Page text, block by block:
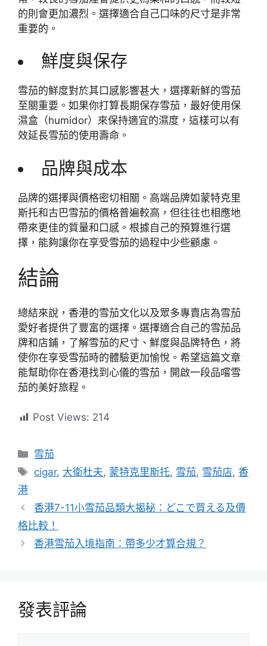
的則會更加濃烈。選擇適合自己口味的尺寸是非常
重要的。
鮮度與保存
雪茄的鮮度對於其口感影響甚大，選擇新鮮的雪茄
至關重要。如果你打算長期保存雪茄，最好使用保
濕盒（humidor）來保持適宜的濕度，這樣可以有
效延長雪茄的使用壽命。
品牌與成本
品牌的選擇與價格密切相關。高端品牌如蒙特克里
斯托和古巴雪茄的價格普遍較高，但往往也相應地
帶來更佳的質量和口感。根據自己的預算進行選
擇，能夠讓你在享受雪茄的過程中少些顧慮。
結論
總結來說，香港的雪茄文化以及眾多專賣店為雪茄
愛好者提供了豐富的選擇。選擇適合自己的雪茄品
牌和店鋪，了解雪茄的尺寸、鮮度與品牌特色，將
使你在享受雪茄時的體驗更加愉悅。希望這篇文章
能幫助你在香港找到心儀的雪茄，開啟一段品嚐雪
茄的美好旅程。
Post Views: 214
分
類
雪茄
標
cigar, 大衛杜夫, 蒙特克里斯托, 雪茄, 雪茄店, 香
港
香港7-11小雪茄品類大揭秘：どこで買える及價
格比較！
香港雪茄入境指南：帶多少才算合規？
發表評論